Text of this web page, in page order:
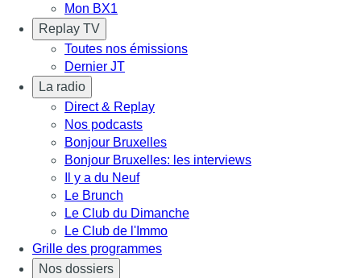
Mon BX1
Replay TV
Toutes nos émissions
Dernier JT
La radio
Direct & Replay
Nos podcasts
Bonjour Bruxelles
Bonjour Bruxelles: les interviews
Il y a du Neuf
Le Brunch
Le Club du Dimanche
Le Club de l'Immo
Grille des programmes
Nos dossiers